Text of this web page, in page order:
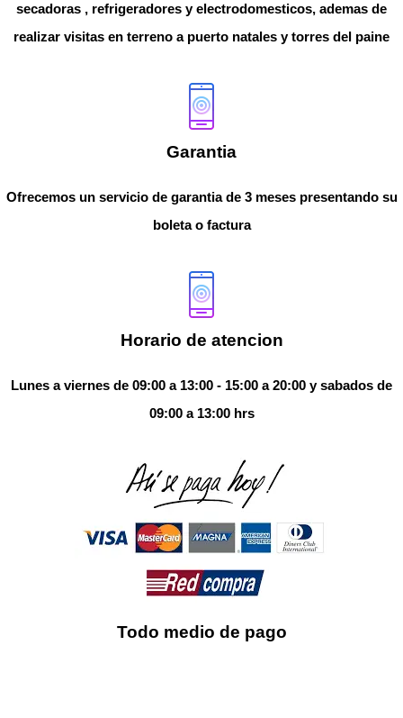
secadoras , refrigeradores y electrodomesticos, ademas de
realizar visitas en terreno a puerto natales y torres del paine
Garantia
Ofrecemos un servicio de garantia de 3 meses presentando su
boleta o factura
Horario de atencion
Lunes a viernes de 09:00 a 13:00 - 15:00 a 20:00 y sabados de
09:00 a 13:00 hrs
Todo medio de pago